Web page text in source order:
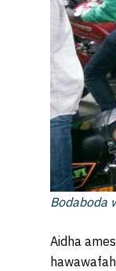
Bodaboda
Aidha